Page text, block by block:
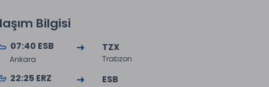
Bilgisi
07:40 ESB
Ankara
TZX
Trabzon
22:25 ERZ ESB